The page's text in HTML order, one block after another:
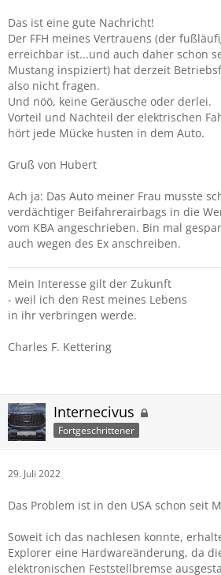
Das ist eine gute Nachricht!
Der FFH meines Vertrauens (der
erreichbar ist...und auch daher schon
Mustang inspiziert) hat derzeit
also nicht fragen.
Und nöö, keine Geräusche oder derlei.
Vorteil und Nachteil der elektrischen
hört jede Mücke husten in dem Auto.
Gruß von Hubert
Ach ja: Das Auto meiner Frau musste
verdächtiger Beifahrerairbags in die
vom KBA angeschrieben. Bin mal
auch wegen des Ex anschreiben.
Mein Interesse gilt der Zukunft
- weil ich den Rest meines Lebens
in ihr verbringen werde.
Charles F. Kettering
Internecivus
Fortgeschrittener
29. Juli 2022
Das Problem ist in den USA schon seit
Soweit ich das nachlesen konnte,
Explorer eine Hardwareänderung, da
elektronischen Feststellbremse